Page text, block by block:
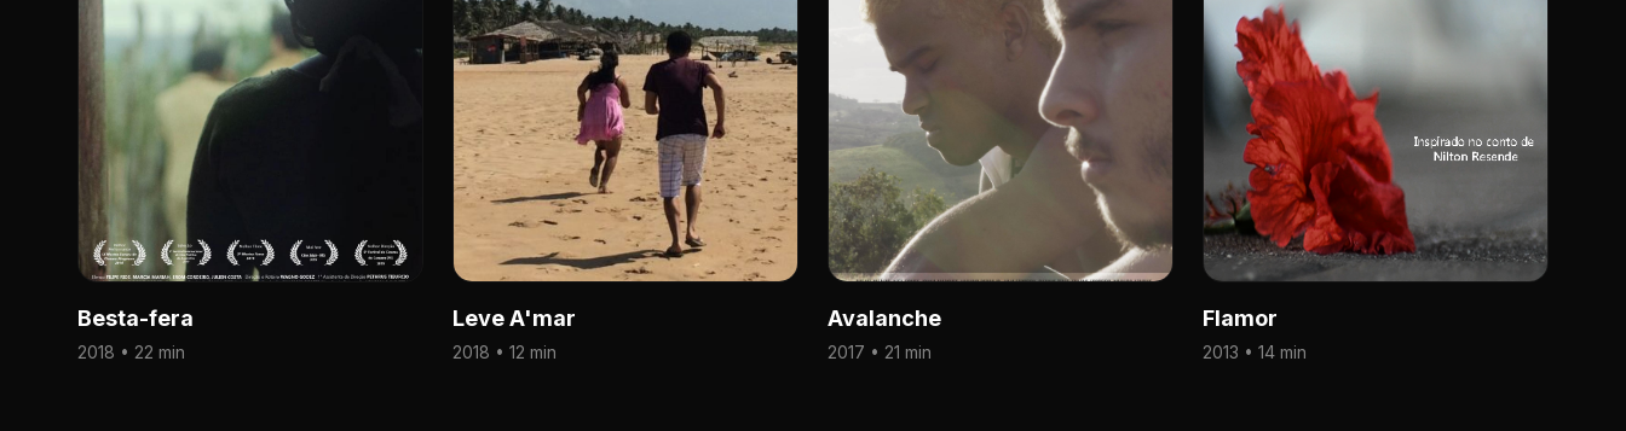
Besta-fera
2018 • 22 min
Leve A'mar
2018 • 12 min
Avalanche
2017 • 21 min
Flamor
2013 • 14 min